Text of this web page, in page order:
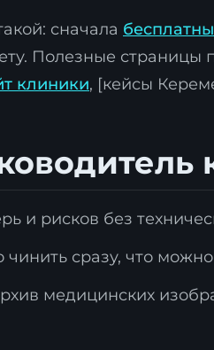
сначала
Полезные страницы
клиники, [кейсы
и рисков без
сразу, что
медицинских
политикой